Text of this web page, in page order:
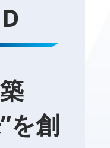
を創